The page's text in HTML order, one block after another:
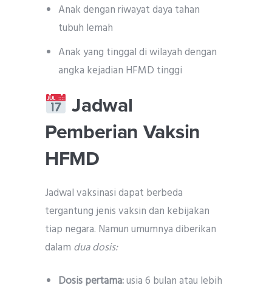
Anak dengan riwayat daya tahan
tubuh lemah
Anak yang tinggal di wilayah dengan
angka kejadian HFMD tinggi
Jadwal
Pemberian Vaksin
HFMD
Jadwal vaksinasi dapat berbeda
tergantung jenis vaksin dan kebijakan
tiap negara. Namun umumnya diberikan
dalam dua dosis:
Dosis pertama:usia 6 bulan atau lebih